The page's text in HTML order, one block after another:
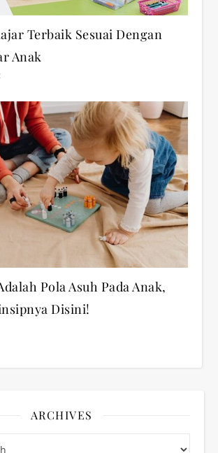
Terbaik Sesuai Dengan
Anak
Pola Asuh Pada Anak,
Disini!
ARCHIVES